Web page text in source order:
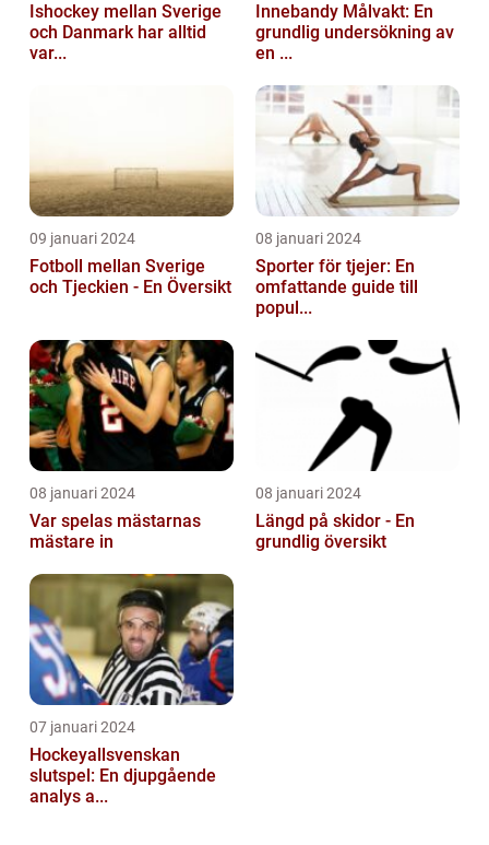
Ishockey mellan Sverige
och Danmark har alltid
var...
Innebandy Målvakt: En
grundlig undersökning av
en ...
09 januari 2024
Fotboll mellan Sverige
och Tjeckien - En Översikt
08 januari 2024
Sporter för tjejer: En
omfattande guide till
popul...
08 januari 2024
Var spelas mästarnas
mästare in
08 januari 2024
Längd på skidor - En
grundlig översikt
07 januari 2024
Hockeyallsvenskan
slutspel: En djupgående
analys a...